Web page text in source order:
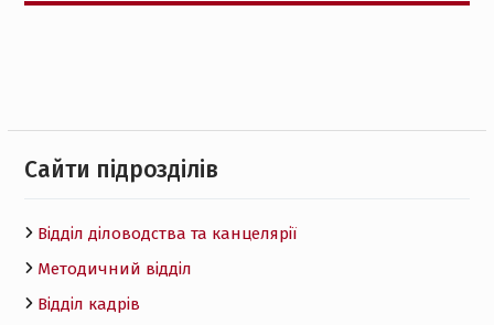
Cайти підрозділів
Відділ діловодства та канцелярії
Методичний відділ
Відділ кадрів